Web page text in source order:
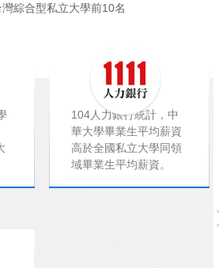
綜合型私立大學前10名
薪資高
104人力銀行統計，中
華大學畢業生平均薪資
高於全國私立大學同領
域畢業生平均薪資。